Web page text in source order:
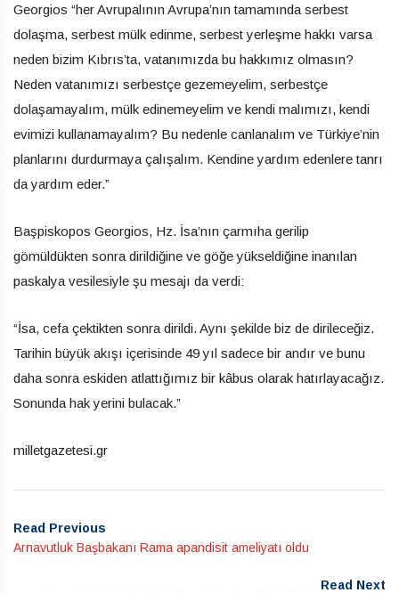
Georgios “her Avrupalının Avrupa’nın tamamında serbest
dolaşma, serbest mülk edinme, serbest yerleşme hakkı varsa
neden bizim Kıbrıs’ta, vatanımızda bu hakkımız olmasın?
Neden vatanımızı serbestçe gezemeyelim, serbestçe
dolaşamayalım, mülk edinemeyelim ve kendi malımızı, kendi
evimizi kullanamayalım? Bu nedenle canlanalım ve Türkiye’nin
planlarını durdurmaya çalışalım. Kendine yardım edenlere tanrı
da yardım eder.”
Başpiskopos Georgios, Hz. İsa’nın çarmıha gerilip
gömüldükten sonra dirildiğine ve göğe yükseldiğine inanılan
paskalya vesilesiyle şu mesajı da verdi:
“İsa, cefa çektikten sonra dirildi. Aynı şekilde biz de dirileceğiz.
Tarihin büyük akışı içerisinde 49 yıl sadece bir andır ve bunu
daha sonra eskiden atlattığımız bir kâbus olarak hatırlayacağız.
Sonunda hak yerini bulacak.”
milletgazetesi.gr
Read Previous
Arnavutluk Başbakanı Rama apandisit ameliyatı oldu
Read Next